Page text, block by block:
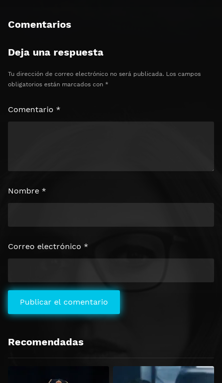
Comentarios
Deja una respuesta
Tu dirección de correo electrónico no será publicada. Los campos
obligatorios están marcados con *
Comentario *
Nombre *
Correo electrónico *
Recomendadas